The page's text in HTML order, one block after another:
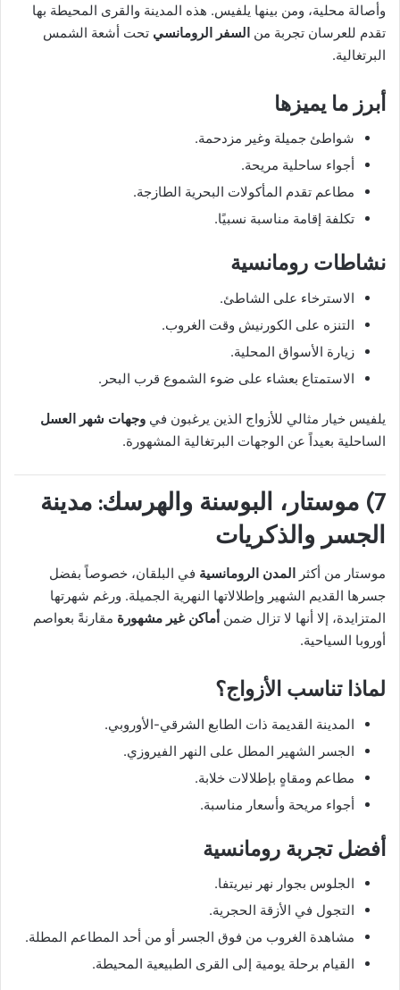
وأصالة محلية، ومن بينها يلفيس. هذه المدينة والقرى المحيطة بها
تقدم للعرسان تجربة من السفر الرومانسي تحت أشعة الشمس
البرتغالية.
أبرز ما يميزها
شواطئ جميلة وغير مزدحمة.
أجواء ساحلية مريحة.
مطاعم تقدم المأكولات البحرية الطازجة.
تكلفة إقامة مناسبة نسبيًا.
نشاطات رومانسية
الاسترخاء على الشاطئ.
التنزه على الكورنيش وقت الغروب.
زيارة الأسواق المحلية.
الاستمتاع بعشاء على ضوء الشموع قرب البحر.
يلفيس خيار مثالي للأزواج الذين يرغبون في وجهات شهر العسل
الساحلية بعيداً عن الوجهات البرتغالية المشهورة.
7) موستار، البوسنة والهرسك: مدينة
الجسر والذكريات
موستار من أكثر المدن الرومانسية في البلقان، خصوصاً بفضل
جسرها القديم الشهير وإطلالاتها النهرية الجميلة. ورغم شهرتها
المتزايدة، إلا أنها لا تزال ضمن أماكن غير مشهورة مقارنةً بعواصم
أوروبا السياحية.
لماذا تناسب الأزواج؟
المدينة القديمة ذات الطابع الشرقي-الأوروبي.
الجسر الشهير المطل على النهر الفيروزي.
مطاعم ومقاهٍ بإطلالات خلابة.
أجواء مريحة وأسعار مناسبة.
أفضل تجربة رومانسية
الجلوس بجوار نهر نيريتفا.
التجول في الأزقة الحجرية.
مشاهدة الغروب من فوق الجسر أو من أحد المطاعم المطلة.
القيام برحلة يومية إلى القرى الطبيعية المحيطة.